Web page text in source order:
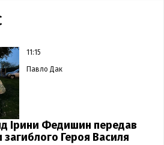
11:15
Павло Дак
Ірини Федишин передав
Героя Василя